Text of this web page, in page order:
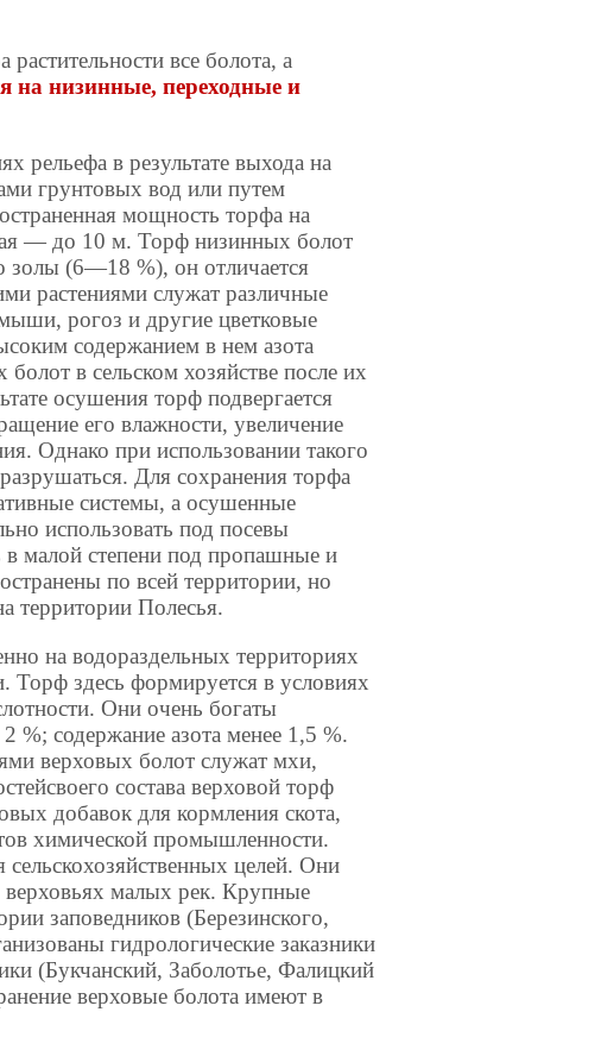
все болота, а
на низинные, переходные и
рельефа в результате выхода на
грунтовых вод или путем
мощность торфа на
— до 10 м. Торф низинных болот
золы (6—18 %), он отличается
растениями служат различные
рогоз и другие цветковые
содержанием в нем азота
в сельском хозяйстве после их
осушения торф подвергается
его влажности, увеличение
Однако при использовании такого
Для сохранения торфа
системы, а осушенные
использовать под посевы
малой степени под пропашные и
по всей территории, но
территории Полесья.
на водораздельных территориях
Торф здесь формируется в условиях
Они очень богаты
%; содержание азота менее 1,5 %.
верховых болот служат мхи,
состава верховой торф
добавок для кормления скота,
химической промышленности.
целей. Они
малых рек. Крупные
заповедников (Березинского,
гидрологические заказники
(Букчанский, Заболотье, Фалицкий
верховые болота имеют в